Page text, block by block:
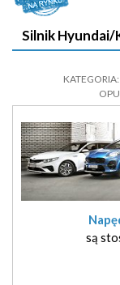
Silnik Hyundai/
KATEGORIA:
są